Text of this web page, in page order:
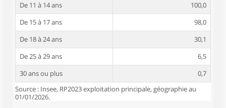
De 11 à 14 ans
100,0
De 15 à 17 ans
98,0
De 18 à 24 ans
30,1
De 25 à 29 ans
6,5
30 ans ou plus
0,7
Source : Insee, RP2023 exploitation principale, géographie au
01/01/2026.